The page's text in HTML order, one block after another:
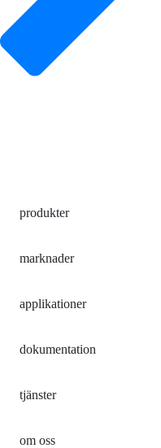
produkter
marknader
applikationer
dokumentation
tjänster
om oss